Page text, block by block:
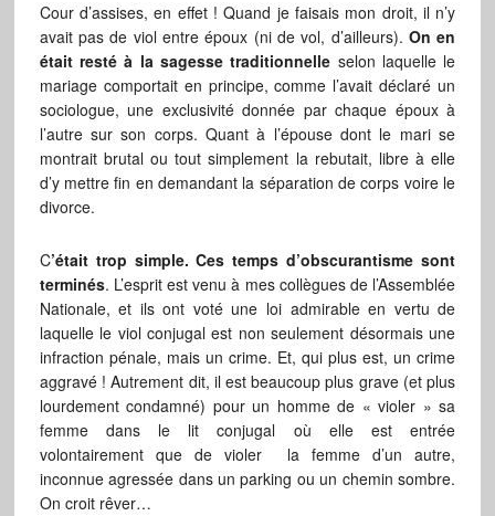
Cour d’assises, en effet ! Quand je faisais mon droit, il n’y
avait pas de viol entre époux (ni de vol, d’ailleurs). On en
était resté à la sagesse traditionnelle selon laquelle le
mariage comportait en principe, comme l’avait déclaré un
sociologue, une exclusivité donnée par chaque époux à
l’autre sur son corps. Quant à l’épouse dont le mari se
montrait brutal ou tout simplement la rebutait, libre à elle
d’y mettre fin en demandant la séparation de corps voire le
divorce.
C’était trop simple. Ces temps d’obscurantisme sont
terminés. L’esprit est venu à mes collègues de l’Assemblée
Nationale, et ils ont voté une loi admirable en vertu de
laquelle le viol conjugal est non seulement désormais une
infraction pénale, mais un crime. Et, qui plus est, un crime
aggravé ! Autrement dit, il est beaucoup plus grave (et plus
lourdement condamné) pour un homme de « violer » sa
femme dans le lit conjugal où elle est entrée
volontairement que de violer la femme d’un autre,
inconnue agressée dans un parking ou un chemin sombre.
On croit rêver…